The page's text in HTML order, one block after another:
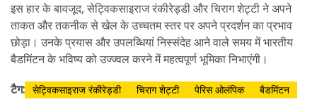
इस हार के बावजूद, सेट्विकसाइराज रंकीरेड्डी और चिराग शेट्टी ने अपने
ताकत और तकनीक से खेल के उच्चतम स्तर पर अपने प्रदर्शन का प्रभाव
छोड़ा। उनके प्रयास और उपलब्धियां निस्संदेह आने वाले समय में भारतीय
बैडमिंटन के भविष्य को उज्ज्वल करने में महत्वपूर्ण भूमिका निभाएंगी।
टैग: सेट्विकसाइराज रंकीरेड्डी चिराग शेट्टी पेरिस ओलंपिक बैडमिंटन